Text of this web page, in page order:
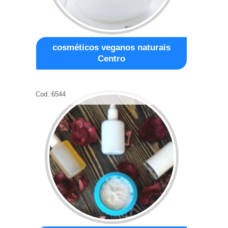
cosméticos veganos naturais
Centro
Cod.:6544